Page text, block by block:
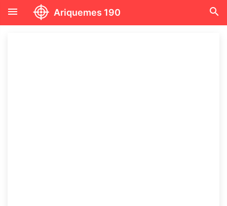
menu Ariquemes 190 search